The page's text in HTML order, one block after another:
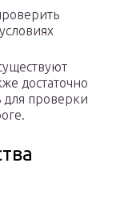
достаточно
для проверки